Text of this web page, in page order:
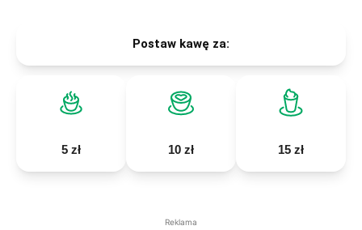
Postaw kawę za:
5 zł 10 zł 15 zł
Reklama